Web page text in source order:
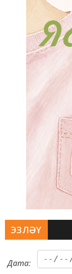
ЭЗЛӘҮ
Дата: